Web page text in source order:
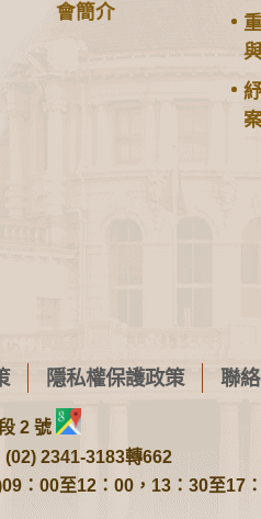
會簡介
隱私權保護政策 聯
2 號
2341-3183轉662
：00至12：00，13：30至17